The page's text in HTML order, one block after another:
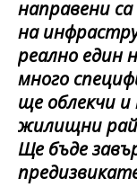
направени
на
реално един
много
ще облекчи
жилищни
Ще бъде